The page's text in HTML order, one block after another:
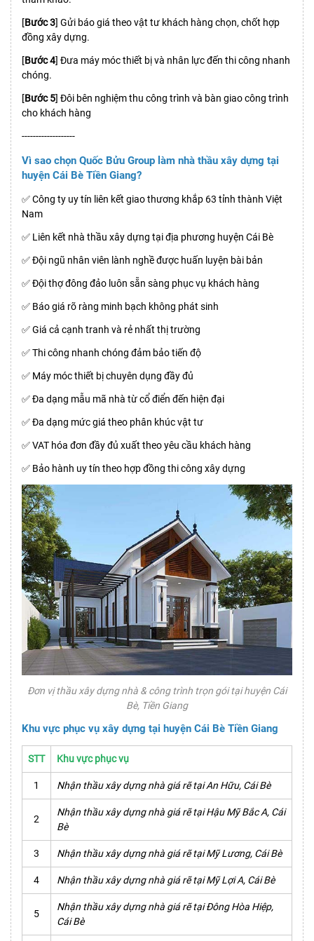
[Bước 3] Gửi báo giá theo vật tư khách hàng chọn, chốt hợp
đồng xây dựng.
[Bước 4] Đưa máy móc thiết bị và nhân lực đến thi công nhanh
chóng.
[Bước 5] Đôi bên nghiệm thu công trình và bàn giao công trình
cho khách hàng
-------------------
Vì sao chọn Quốc Bửu Group làm nhà thầu xây dựng tại
huyện Cái Bè Tiền Giang?
✅ Công ty uy tín liên kết giao thương khắp 63 tỉnh thành Việt
Nam
✅ Liên kết nhà thầu xây dựng tại địa phương huyện Cái Bè
✅ Đội ngũ nhân viên lành nghề được huấn luyện bài bản
✅ Đội thợ đông đảo luôn sẵn sàng phục vụ khách hàng
✅ Báo giá rõ ràng minh bạch không phát sinh
✅ Giá cả cạnh tranh và rẻ nhất thị trường
✅ Thi công nhanh chóng đảm bảo tiến độ
✅ Máy móc thiết bị chuyên dụng đầy đủ
✅ Đa dạng mẫu mã nhà từ cổ điển đến hiện đại
✅ Đa dạng mức giá theo phân khúc vật tư
✅ VAT hóa đơn đầy đủ xuất theo yêu cầu khách hàng
✅ Bảo hành uy tín theo hợp đồng thi công xây dựng
Đơn vị thầu xây dựng nhà & công trình trọn gói tại huyện Cái
Bè, Tiền Giang
Khu vực phục vụ xây dựng tại huyện Cái Bè Tiền Giang
STT Khu vực phục vụ
1 Nhận thầu xây dựng nhà giá rẽ tại An Hữu, Cái Bè
2
Nhận thầu xây dựng nhà giá rẽ tại Hậu Mỹ Bắc A, Cái
Bè
3 Nhận thầu xây dựng nhà giá rẽ tại Mỹ Lương, Cái Bè
4 Nhận thầu xây dựng nhà giá rẽ tại Mỹ Lợi A, Cái Bè
5
Nhận thầu xây dựng nhà giá rẽ tại Đông Hòa Hiệp,
Cái Bè